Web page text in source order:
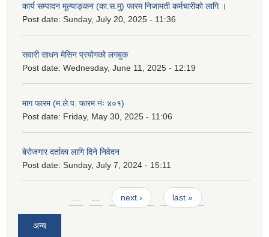
कार्य सम्पादन मूल्याङ्कन (का.स.मु) फारम निजामती कर्मचारीको लागि ।
Post date: Sunday, July 20, 2025 - 11:36
सवारी साधन मेसिन प्रयोगको लगबुक
Post date: Wednesday, June 11, 2025 - 12:19
माग फारम (म.ले.प. फारम नंः ४०१)
Post date: Friday, May 30, 2025 - 11:06
बेरोजगार दर्ताका लागि दिने निवेदन
Post date: Sunday, July 7, 2024 - 15:11
… … next › last »
अन्य